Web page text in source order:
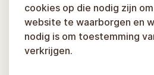
cookies op die nodig zijn
website te waarborgen en
nodig is om toestemming
verkrijgen.